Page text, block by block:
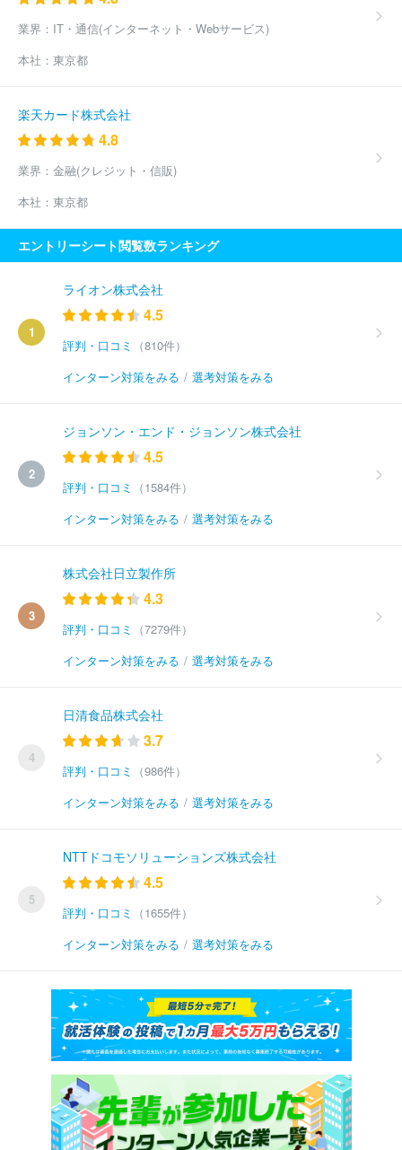
業界： IT・通信(インターネット・Webサービス)
本社： 東京都
楽天カード株式会社
4.8
業界： 金融(クレジット・信販)
本社： 東京都
エントリーシート閲覧数ランキング
1
ライオン株式会社
4.5
評判・口コミ
（810件）
インターン対策をみる / 選考対策をみる
2
ジョンソン・エンド・ジョンソン株式会社
4.5
評判・口コミ
（1584件）
インターン対策をみる / 選考対策をみる
3
株式会社日立製作所
4.3
評判・口コミ
（7279件）
インターン対策をみる / 選考対策をみる
4
日清食品株式会社
3.7
評判・口コミ
（986件）
インターン対策をみる / 選考対策をみる
5
NTTドコモソリューションズ株式会社
4.5
評判・口コミ
（1655件）
インターン対策をみる / 選考対策をみる